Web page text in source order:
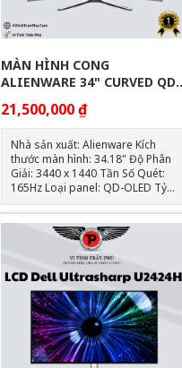
MÀN HÌNH CONG
ALIENWARE 34" CURVED QD-
OLED GAMING MONITOR
AW3423DWF 165HZ
21,500,000 ₫
Nhà sản xuất: Alienware Kích
thước màn hình: 34.18" Độ Phân
Giải: 3440 x 1440 Tần Số Quét:
165Hz Loại panel: QD-OLED Tỷ
Lệ: 21:9 Màu Sắc: Đen Độ
sáng: 1000 cd/m² Góc nhìn
: 178° Ngang x 178° Ngang Đầu
vào : 1x HDMI; 2x DisplayPort
cong : 1800R